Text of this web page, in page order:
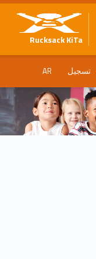
Rucksack KiTa
تسجيل AR